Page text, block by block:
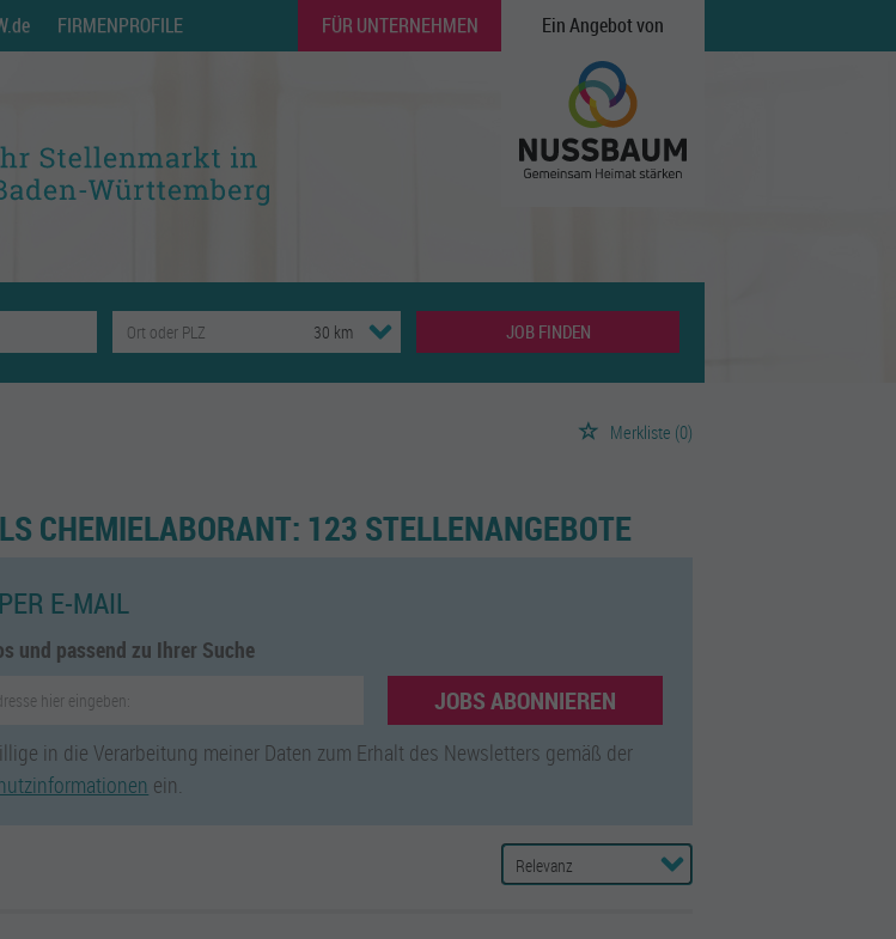
FIRMENPROFILE FÜR UNTERNEHMEN Ein Angebot von
JOB FINDEN
Merkliste (0)
CHEMIELABORANT: 123 STELLENANGEBOTE
E-MAIL
und passend zu Ihrer Suche
JOBS ABONNIEREN
in die Verarbeitung meiner Daten zum Erhalt des Newsletters gemäß der
ein.